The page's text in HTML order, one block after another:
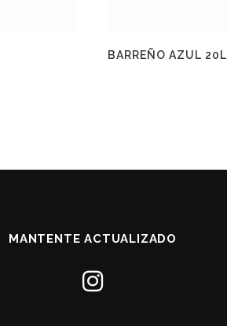
BARREÑO AZUL 20L
MANTENTE ACTUALIZADO